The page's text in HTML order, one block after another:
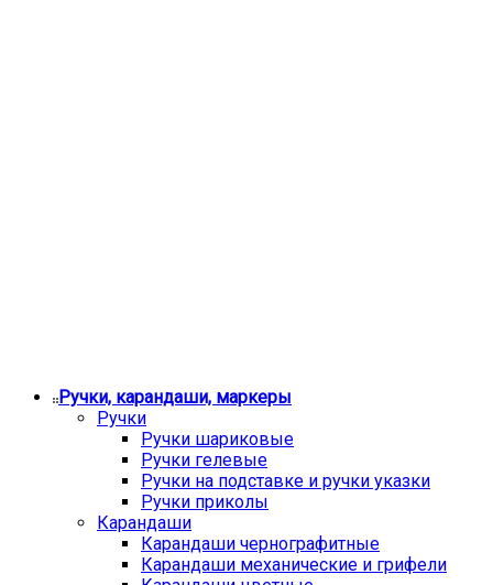
Ручки, карандаши, маркеры
Ручки
Ручки шариковые
Ручки гелевые
Ручки на подставке и ручки указки
Ручки приколы
Карандаши
Карандаши чернографитные
Карандаши механические и грифели